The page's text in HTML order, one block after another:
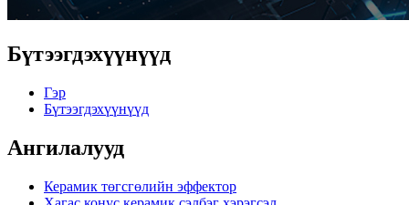
Бүтээгдэхүүнүүд
Гэр
Бүтээгдэхүүнүүд
Ангилалууд
Керамик төгсгөлийн эффектор